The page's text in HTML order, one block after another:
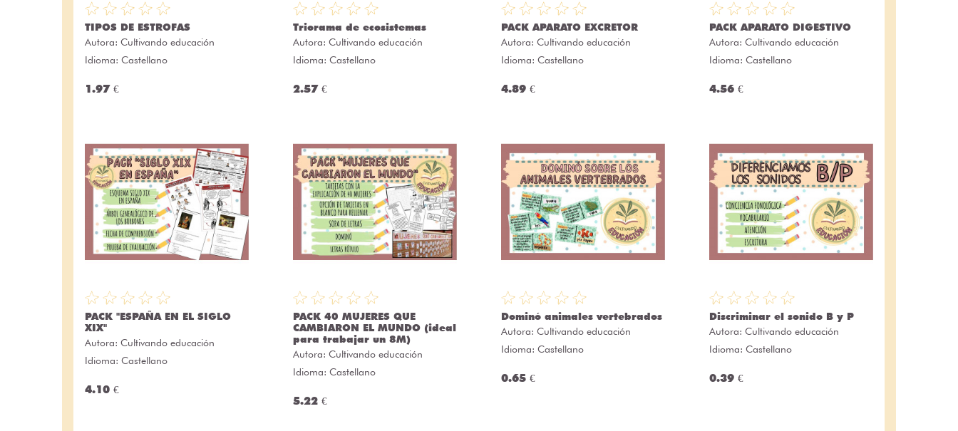
TIPOS DE ESTROFAS
Autora: Cultivando educación
Idioma: Castellano
1.97 €
Triorama de ecosistemas
Autora: Cultivando educación
Idioma: Castellano
2.57 €
PACK APARATO EXCRETOR
Autora: Cultivando educación
Idioma: Castellano
4.89 €
PACK APARATO DIGESTIVO
Autora: Cultivando educación
Idioma: Castellano
4.56 €
PACK "ESPAÑA EN EL SIGLO
XIX"
Autora: Cultivando educación
Idioma: Castellano
4.10 €
PACK 40 MUJERES QUE
CAMBIARON EL MUNDO (ideal
para trabajar un 8M)
Autora: Cultivando educación
Idioma: Castellano
5.22 €
Dominó animales vertebrados
Autora: Cultivando educación
Idioma: Castellano
0.65 €
Discriminar el sonido B y P
Autora: Cultivando educación
Idioma: Castellano
0.39 €